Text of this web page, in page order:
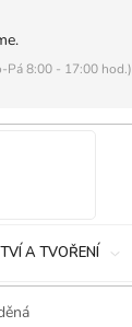
Pá 8:00 - 17:00 hod.)
A TVOŘENÍ